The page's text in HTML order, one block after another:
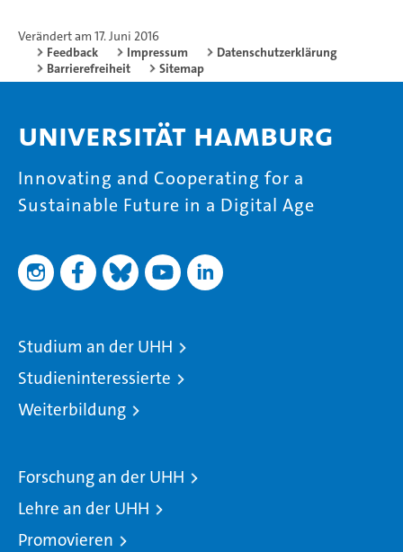
Verändert am 17. Juni 2016
Feedback
Impressum
Datenschutzerklärung
Barrierefreiheit
Sitemap
Universität Hamburg
Innovating and Cooperating for a
Sustainable Future in a Digital Age
Studium an der UHH
Studieninteressierte
Weiterbildung
Forschung an der UHH
Lehre an der UHH
Promovieren